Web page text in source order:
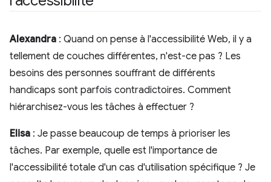
Alexandra : Quand on pense à l'accessibilité Web, il y a
tellement de couches différentes, n'est-ce pas ? Les
besoins des personnes souffrant de différents
handicaps sont parfois contradictoires. Comment
hiérarchisez-vous les tâches à effectuer ?
Elisa : Je passe beaucoup de temps à prioriser les
tâches. Par exemple, quelle est l'importance de
l'accessibilité totale d'un cas d'utilisation spécifique ? Je